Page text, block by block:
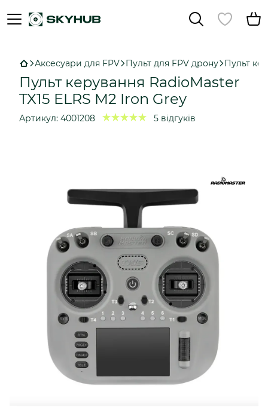
Аксесуари для FPV Пульт для FPV дрону Пульт
Пульт керування RadioMaster
TX15 ELRS M2 Iron Grey
Артикул: 4001208 5 відгуків